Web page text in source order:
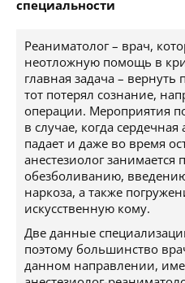
специальности
Реаниматолог – врач,
неотложную помощь в
главная задача –
тот потерял сознание,
операции. Мероприятия
в случае, когда
падает и даже во время
анестезиолог занимается
обезболиванию,
наркоза, а также
искусственную кому.
Две данные
поэтому большинство
данном направлении,